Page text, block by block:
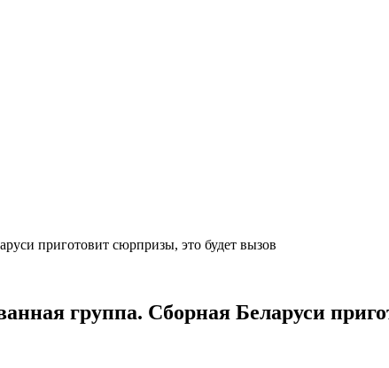
приготовит сюрпризы, это будет вызов
группа. Сборная Беларуси